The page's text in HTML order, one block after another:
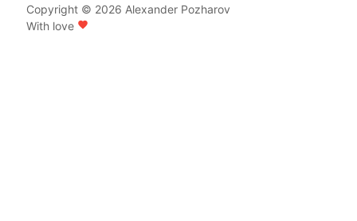
Copyright © 2026 Alexander Pozharov
With love favorite